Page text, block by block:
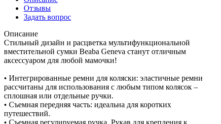
Отзывы
Задать вопрос
Описание
Стильный дизайн и расцветка мультифункциональной
вместительной сумки Beaba Geneva станут отличным
аксессуаром для любой мамочки!
• Интегрированные ремни для коляски: эластичные ремни
рассчитаны для использования с любым типом колясок –
сплошная или отдельные ручки.
• Съемная передняя часть: идеальна для коротких
путешествий.
• Съемная регулируемая ручка. Рукав для крепления к